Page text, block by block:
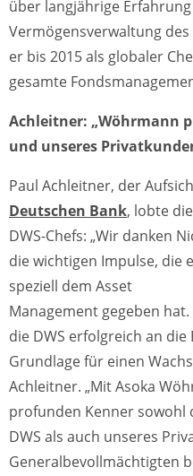
über langjährige
Vermögensverwaltung
er bis 2015 als globaler
gesamte
Achleitner: „Wöhrmann
und unseres
Paul Achleitner, der
Deutschen Bank, lobte
DWS-Chefs: „Wir danken
die wichtigen Impulse, die
speziell dem Asset
Management gegeben
die DWS erfolgreich an
Grundlage für einen
Achleitner. „Mit Asoka
profunden Kenner sowohl
DWS als auch unseres
Generalbevollmächtigten